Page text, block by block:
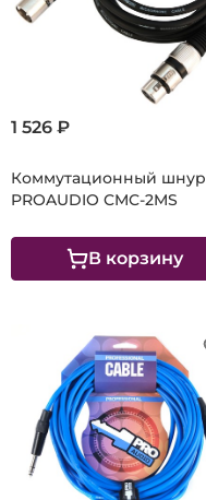
Коммутационный шнур
PROAUDIO CMC-2MS
1 526 ₽
В корзину